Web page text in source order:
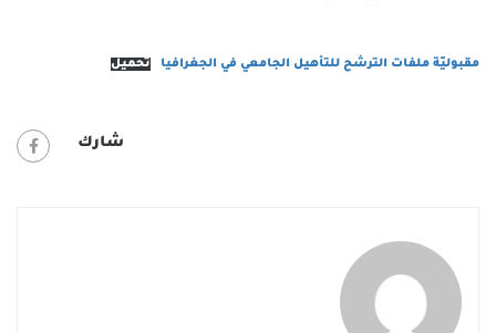
مقبوليّة ملفات الترشح للتأهيل الجامعي في الجغرافيا تحميل
شارك